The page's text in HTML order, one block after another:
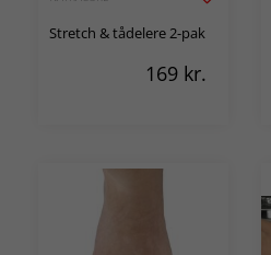
Stretch & tådelere 2-pak
169 kr.